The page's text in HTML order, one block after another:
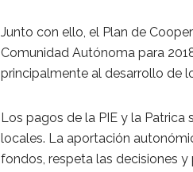
Junto con ello, el Plan de
Comunidad Autónoma para
principalmente al desarrollo de
Los pagos de la PIE y la Patrica
locales. La aportación
fondos, respeta las decisiones